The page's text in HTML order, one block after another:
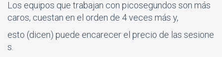
Los equipos que trabajan con picosegundos son más
caros, cuestan en el orden de 4 veces más y,
esto (dicen) puede encarecer el precio de las sesione
s.